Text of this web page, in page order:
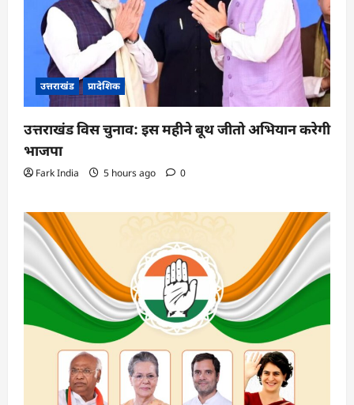
उत्तराखंड प्रादेशिक
उत्तराखंड विस चुनाव: इस महीने बूथ जीतो अभियान करेगी
भाजपा
Fark India 5 hours ago 0